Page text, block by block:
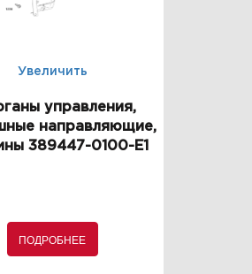
Увеличить
управления,
направляющие,
389447-0100-E1
ПОДРОБНЕЕ